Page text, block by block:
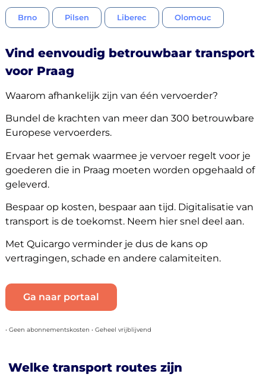
Brno Pilsen Liberec Olomouc
Vind eenvoudig betrouwbaar transport
voor Praag
Waarom afhankelijk zijn van één vervoerder?
Bundel de krachten van meer dan 300 betrouwbare
Europese vervoerders.
Ervaar het gemak waarmee je vervoer regelt voor je
goederen die in Praag moeten worden opgehaald of
geleverd.
Bespaar op kosten, bespaar aan tijd. Digitalisatie van
transport is de toekomst. Neem hier snel deel aan.
Met Quicargo verminder je dus de kans op
vertragingen, schade en andere calamiteiten.
Ga naar portaal
• Geen abonnementskosten • Geheel vrijblijvend
Welke transport routes zijn